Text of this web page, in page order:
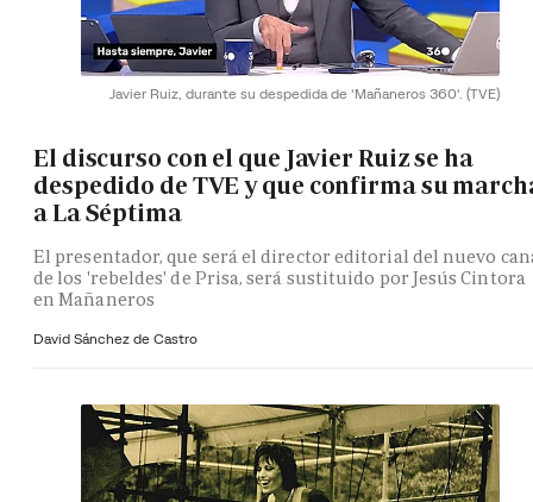
Javier Ruiz, durante su despedida de 'Mañaneros 360'. (TVE)
El discurso con el que Javier Ruiz se ha
despedido de TVE y que confirma su
a La Séptima
El presentador, que será el director editorial del nuevo
de los 'rebeldes' de Prisa, será sustituido por Jesús Cintora
en Mañaneros
David Sánchez de Castro